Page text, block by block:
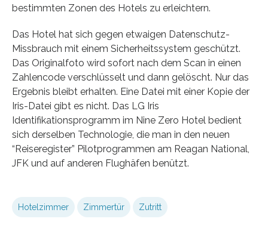
bestimmten Zonen des Hotels zu erleichtern.
Das Hotel hat sich gegen etwaigen Datenschutz-
Missbrauch mit einem Sicherheitssystem geschützt.
Das Originalfoto wird sofort nach dem Scan in einen
Zahlencode verschlüsselt und dann gelöscht. Nur das
Ergebnis bleibt erhalten. Eine Datei mit einer Kopie der
Iris-Datei gibt es nicht. Das LG Iris
Identifikationsprogramm im Nine Zero Hotel bedient
sich derselben Technologie, die man in den neuen
“Reiseregister” Pilotprogrammen am Reagan National,
JFK und auf anderen Flughäfen benützt.
Hotelzimmer Zimmertür Zutritt